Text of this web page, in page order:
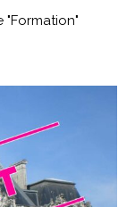
"Formation"